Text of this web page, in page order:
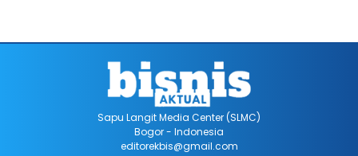
Sapu Langit Media Center (SLMC)
Bogor - Indonesia
editorekbis@gmail.com